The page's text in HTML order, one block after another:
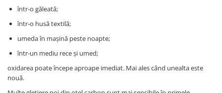
într-o găleată;
într-o husă textilă;
umeda în mașină peste noapte;
într-un mediu rece și umed;
oxidarea poate începe aproape imediat. Mai ales când unealta este
nouă.